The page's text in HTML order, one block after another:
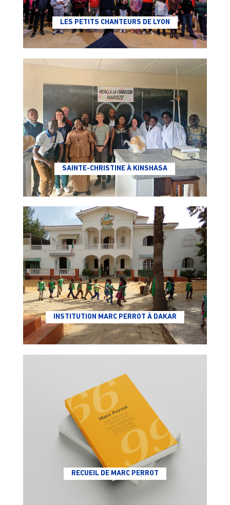
LES PETITS CHANTEURS DE LYON
SAINTE-CHRISTINE À KINSHASA
INSTITUTION MARC PERROT À DAKAR
RECUEIL DE MARC PERROT